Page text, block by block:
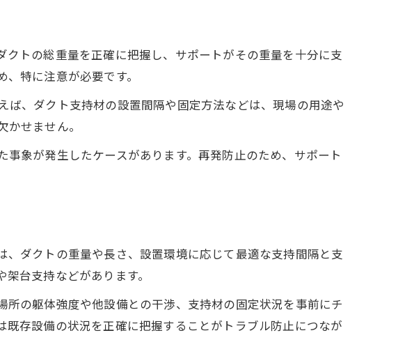
解説
判断ポイント
のポイント
現場対応法
新安全対策
トの総重量を正確に把握し、サポートがその重量を十分に支
特に注意が必要です。
、ダクト支持材の設置間隔や固定方法などは、現場の用途や
せません。
象が発生したケースがあります。再発防止のため、サポート
ダクトの重量や長さ、設置環境に応じて最適な支持間隔と支
台支持などがあります。
の躯体強度や他設備との干渉、支持材の固定状況を事前にチ
存設備の状況を正確に把握することがトラブル防止につなが